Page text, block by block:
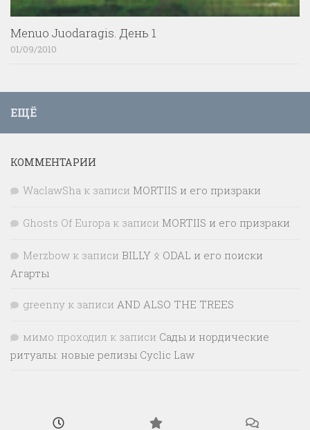
Menuo Juodaragis. День 1
01/09/2010
ЕЩЁ
КОММЕНТАРИИ
WaclawSha к записи MORTIIS и его призраки
Ghosts Of Europa к записи MORTIIS и его призраки
Merzbow к записи BILLY ᛟ ODAL и его поиски
Агарты
greenny к записи AND ALSO THE TREES
мимо проходил к записи Сады и нордические
ритуалы: новые релизы Cyclic Law